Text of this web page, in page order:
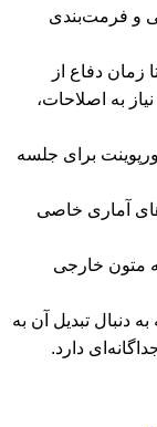
و فرمت‌بندی
دفاع از
به اصلاحات،
برای جلسه
آماری خاصی
متون خارجی
دنبال تبدیل آن به
دارد.